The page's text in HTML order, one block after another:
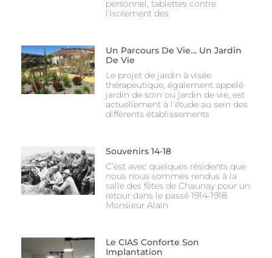
personnel, tablettes contre
l’isolement des
Un Parcours De Vie… Un Jardin
De Vie
Le projet de jardin à visée
thérapeutique, également appelé
jardin de soin ou jardin de vie, est
actuellement à l’étude au sein des
différents établissements
Souvenirs 14-18
C’est avec quelques résidents que
nous nous sommes rendus à la
salle des fêtes de Chaunay pour un
retour dans le passé 1914-1918.
Monsieur Alain
Le CIAS Conforte Son
Implantation